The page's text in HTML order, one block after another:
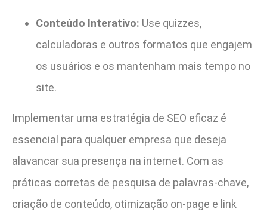
Conteúdo Interativo: Use quizzes,
calculadoras e outros formatos que engajem
os usuários e os mantenham mais tempo no
site.
Implementar uma estratégia de SEO eficaz é
essencial para qualquer empresa que deseja
alavancar sua presença na internet. Com as
práticas corretas de pesquisa de palavras-chave,
criação de conteúdo, otimização on-page e link